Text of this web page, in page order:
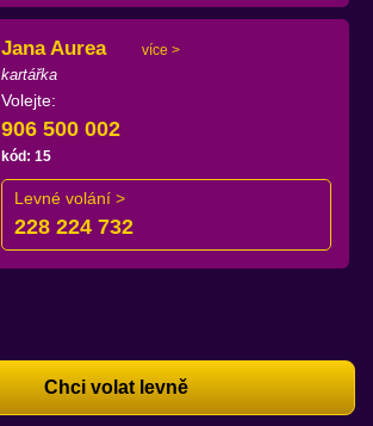
Jana Aurea více >
kartářka
Volejte:
906 500 002
kód: 15
Levné volání >
228 224 732
Chci volat levně